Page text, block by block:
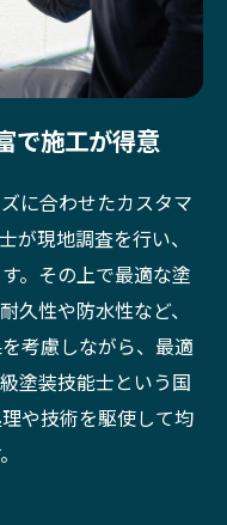
で施工が得意
に合わせたカスタマ
が現地調査を行い、
。その上で最適な塗
久性や防水性など、
考慮しながら、最適
塗装技能士という国
や技術を駆使して均